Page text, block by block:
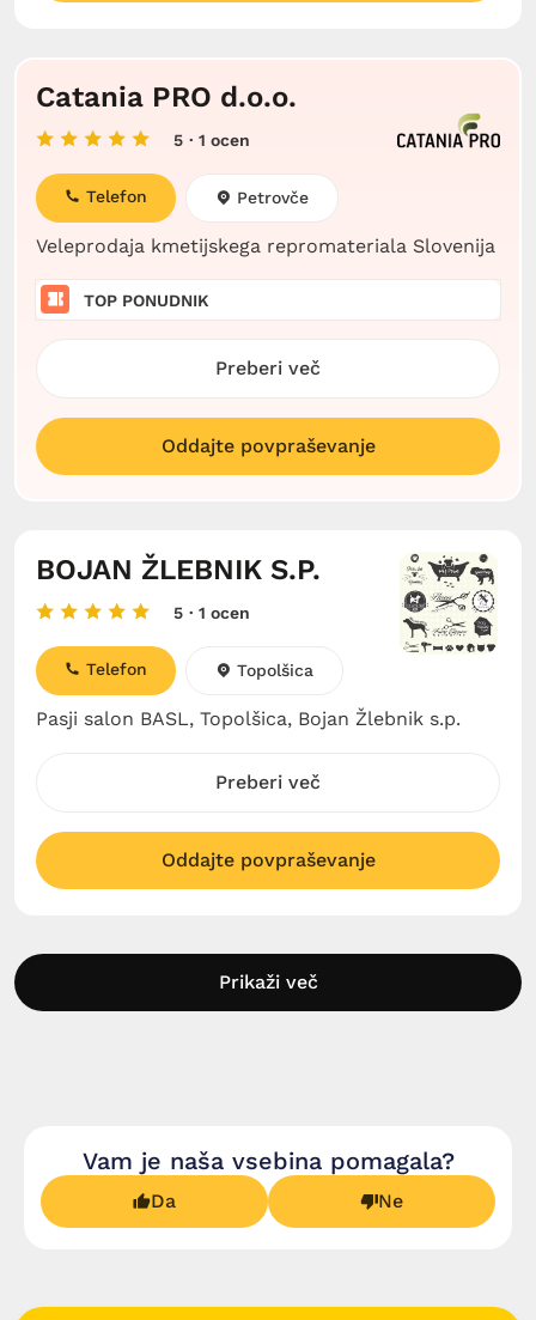
Catania PRO d.o.o.
5 · 1 ocen
Veleprodaja kmetijskega repromateriala Slovenija
Telefon Petrovče
TOP PONUDNIK
Preberi več
Oddajte povpraševanje
BOJAN ŽLEBNIK S.P.
5 · 1 ocen
Pasji salon BASL, Topolšica, Bojan Žlebnik s.p.
Telefon Topolšica
Preberi več
Oddajte povpraševanje
Prikaži več
Vam je naša vsebina pomagala?
Da Ne